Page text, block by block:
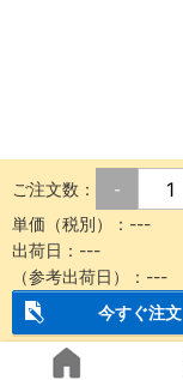
ご注文数： -
単価（税別）： ---
出荷日： ---
（参考出荷日）： ---
今すぐ注文